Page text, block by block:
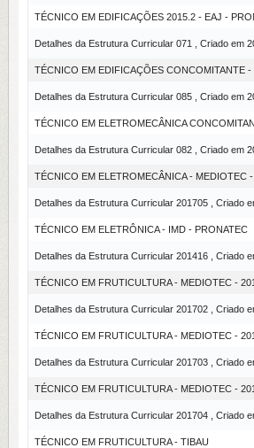
TÉCNICO EM EDIFICAÇÕES 2015.2 - EAJ -
Detalhes da Estrutura Curricular 071 , Criado em
TÉCNICO EM EDIFICAÇÕES CONCOMITANTE -
Detalhes da Estrutura Curricular 085 , Criado em
TÉCNICO EM ELETROMECÂNICA
Detalhes da Estrutura Curricular 082 , Criado em
TÉCNICO EM ELETROMECÂNICA - MEDIOTEC
Detalhes da Estrutura Curricular 201705 , Criado
TÉCNICO EM ELETRÔNICA - IMD - PRONATEC
Detalhes da Estrutura Curricular 201416 , Criado
TÉCNICO EM FRUTICULTURA - MEDIOTEC -
Detalhes da Estrutura Curricular 201702 , Criado
TÉCNICO EM FRUTICULTURA - MEDIOTEC -
Detalhes da Estrutura Curricular 201703 , Criado
TÉCNICO EM FRUTICULTURA - MEDIOTEC -
Detalhes da Estrutura Curricular 201704 , Criado
TÉCNICO EM FRUTICULTURA - TIBAU